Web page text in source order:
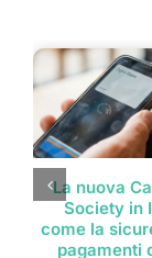
La nuova
Society in
come la
pagamenti